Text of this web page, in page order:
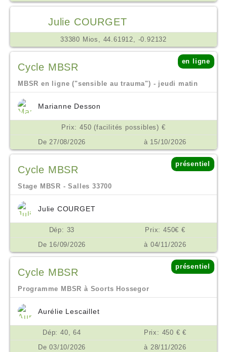
Julie COURGET
33380 Mios, 44.61912, -0.92132
Cycle MBSR
en ligne
MBSR en ligne ("sensible au trauma") - jeudi matin
Marianne Desson
Prix: 450 (facilités possibles) €
De 27/08/2026
à 15/10/2026
Cycle MBSR
présentiel
Stage MBSR - Salles 33700
Julie COURGET
Dép: 33
Prix: 450€ €
De 16/09/2026
à 04/11/2026
Cycle MBSR
présentiel
Programme MBSR à Soorts Hossegor
Aurélie Lescaillet
Dép: 40, 64
Prix: 450 € €
De 03/10/2026
à 28/11/2026